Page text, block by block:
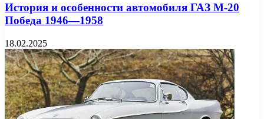
История и особенности автомобиля ГАЗ М-20
Победа 1946—1958
18.02.2025